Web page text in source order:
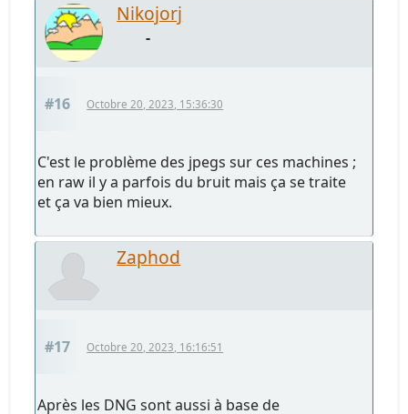
Nikojorj
-
#16 Octobre 20, 2023, 15:36:30
C'est le problème des jpegs sur ces machines ;
en raw il y a parfois du bruit mais ça se traite
et ça va bien mieux.
Zaphod
#17 Octobre 20, 2023, 16:16:51
Après les DNG sont aussi à base de